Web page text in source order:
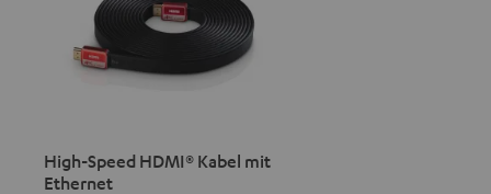
High-Speed HDMI® Kabel mit
Ethernet